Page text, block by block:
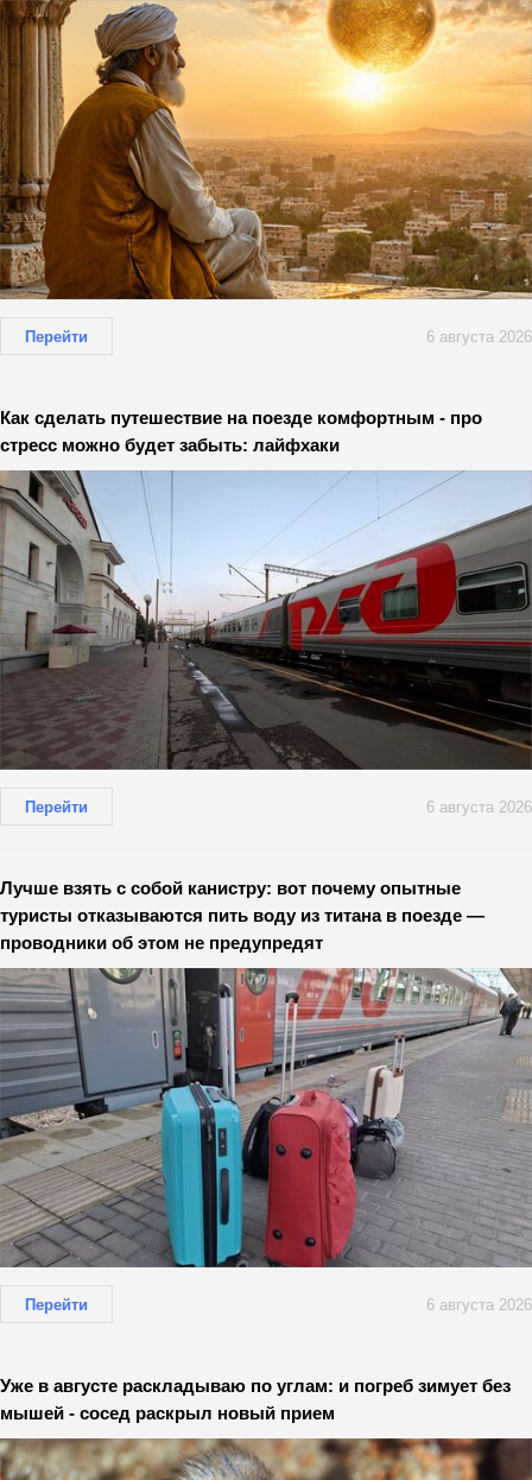
Перейти 6 августа 2026
Как сделать путешествие на поезде комфортным - про
стресс можно будет забыть: лайфхаки
Перейти 6 августа 2026
Лучше взять с собой канистру: вот почему опытные
туристы отказываются пить воду из титана в поезде —
проводники об этом не предупредят
Перейти 6 августа 2026
Уже в августе раскладываю по углам: и погреб зимует без
мышей - сосед раскрыл новый прием